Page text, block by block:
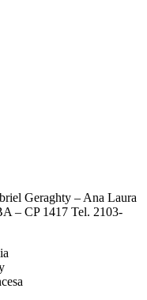
Geraghty – Ana Laura
– CP 1417 Tel. 2103-